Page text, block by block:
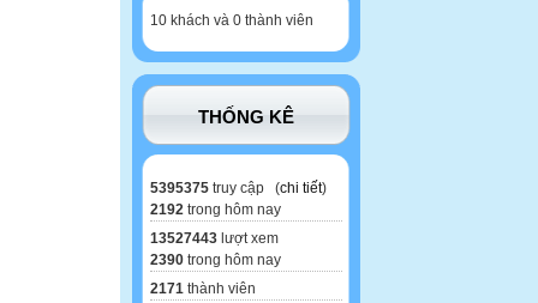
10 khách và 0 thành viên
THỐNG KÊ
5395375 truy cập (chi tiết)
2192 trong hôm nay
13527443 lượt xem
2390 trong hôm nay
2171 thành viên